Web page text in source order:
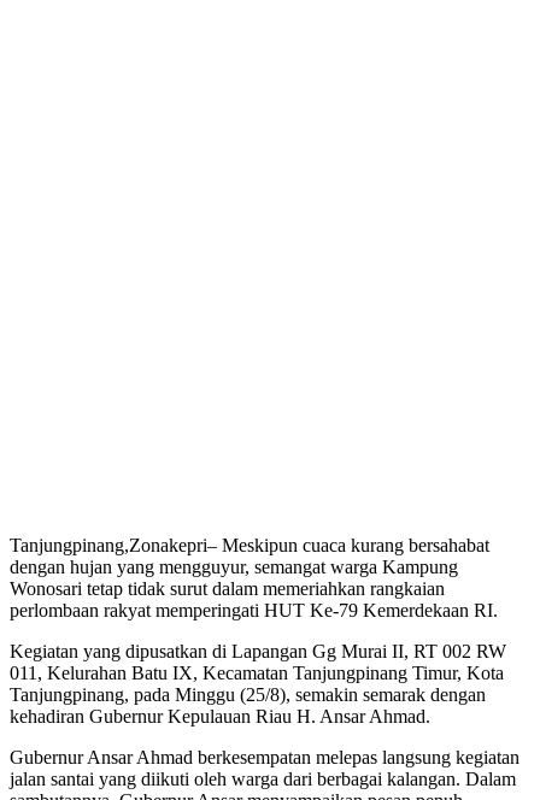
Tanjungpinang,Zonakepri– Meskipun cuaca kurang bersahabat
dengan hujan yang mengguyur, semangat warga Kampung
Wonosari tetap tidak surut dalam memeriahkan rangkaian
perlombaan rakyat memperingati HUT Ke-79 Kemerdekaan RI.
Kegiatan yang dipusatkan di Lapangan Gg Murai II, RT 002 RW
011, Kelurahan Batu IX, Kecamatan Tanjungpinang Timur, Kota
Tanjungpinang, pada Minggu (25/8), semakin semarak dengan
kehadiran Gubernur Kepulauan Riau H. Ansar Ahmad.
Gubernur Ansar Ahmad berkesempatan melepas langsung kegiatan
jalan santai yang diikuti oleh warga dari berbagai kalangan. Dalam